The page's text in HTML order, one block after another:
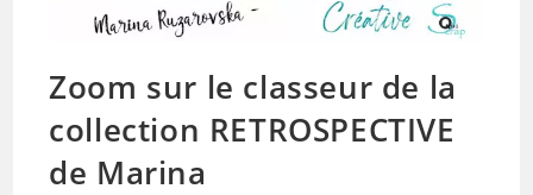
Zoom sur le classeur de la
collection RETROSPECTIVE
de Marina